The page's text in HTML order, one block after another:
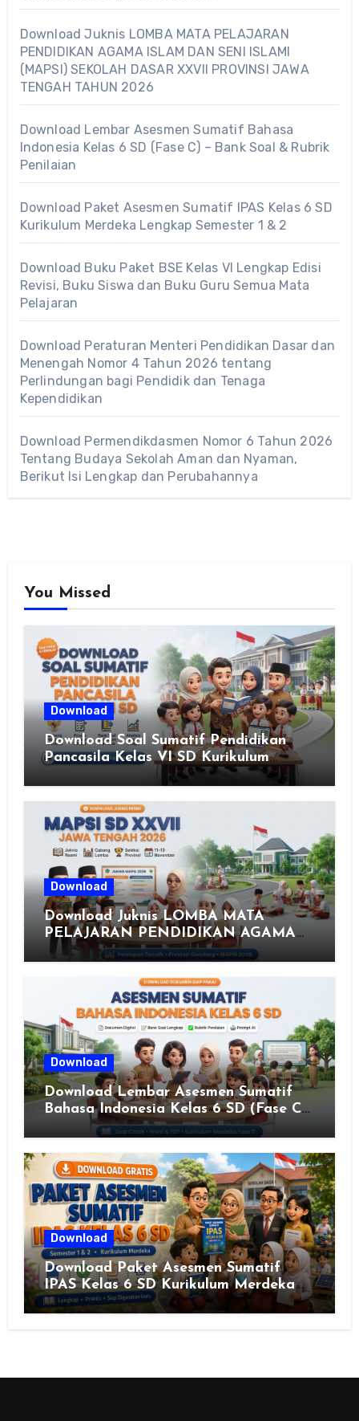
Download Juknis LOMBA MATA PELAJARAN
PENDIDIKAN AGAMA ISLAM DAN SENI ISLAMI
(MAPSI) SEKOLAH DASAR XXVII PROVINSI JAWA
TENGAH TAHUN 2026
Download Lembar Asesmen Sumatif Bahasa
Indonesia Kelas 6 SD (Fase C) – Bank Soal & Rubrik
Penilaian
Download Paket Asesmen Sumatif IPAS Kelas 6 SD
Kurikulum Merdeka Lengkap Semester 1 & 2
Download Buku Paket BSE Kelas VI Lengkap Edisi
Revisi, Buku Siswa dan Buku Guru Semua Mata
Pelajaran
Download Peraturan Menteri Pendidikan Dasar dan
Menengah Nomor 4 Tahun 2026 tentang
Perlindungan bagi Pendidik dan Tenaga
Kependidikan
Download Permendikdasmen Nomor 6 Tahun 2026
Tentang Budaya Sekolah Aman dan Nyaman,
Berikut Isi Lengkap dan Perubahannya
You Missed
Download
Download Soal Sumatif Pendidikan
Pancasila Kelas VI SD Kurikulum
Merdeka, Solusi Praktis Guru
Menyusun Asesmen Berkualitas
Download
Download Juknis LOMBA MATA
PELAJARAN PENDIDIKAN AGAMA
ISLAM DAN SENI ISLAMI (MAPSI)
SEKOLAH DASAR XXVII PROVINSI
JAWA TENGAH TAHUN 2026
Download
Download Lembar Asesmen Sumatif
Bahasa Indonesia Kelas 6 SD (Fase C)
– Bank Soal & Rubrik Penilaian
Download
Download Paket Asesmen Sumatif
IPAS Kelas 6 SD Kurikulum Merdeka
Lengkap Semester 1 & 2